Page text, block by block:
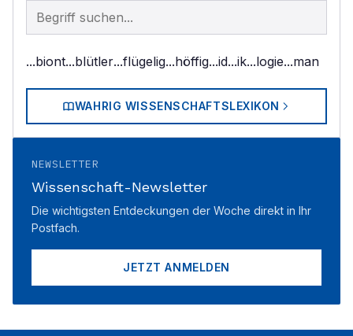
Begriff im Lexikon suchen
...biont...blütler...flügelig...höffig...id...ik...logie...man
WAHRIG WISSENSCHAFTSLEXIKON
NEWSLETTER
Wissenschaft-Newsletter
Die wichtigsten Entdeckungen der Woche direkt in Ihr
Postfach.
JETZT ANMELDEN